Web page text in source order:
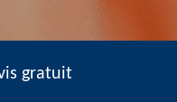
gratuit